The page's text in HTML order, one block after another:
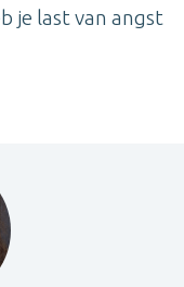
je last van angst